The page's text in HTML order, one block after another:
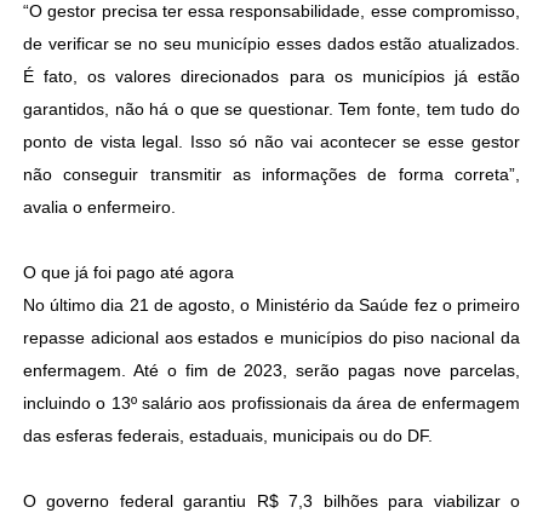
“O gestor precisa ter essa responsabilidade, esse compromisso,
de verificar se no seu município esses dados estão atualizados.
É fato, os valores direcionados para os municípios já estão
garantidos, não há o que se questionar. Tem fonte, tem tudo do
ponto de vista legal. Isso só não vai acontecer se esse gestor
não conseguir transmitir as informações de forma correta”,
avalia o enfermeiro.
O que já foi pago até agora
No último dia 21 de agosto, o Ministério da Saúde fez o primeiro
repasse adicional aos estados e municípios do piso nacional da
enfermagem. Até o fim de 2023, serão pagas nove parcelas,
incluindo o 13º salário aos profissionais da área de enfermagem
das esferas federais, estaduais, municipais ou do DF.
O governo federal garantiu R$ 7,3 bilhões para viabilizar o